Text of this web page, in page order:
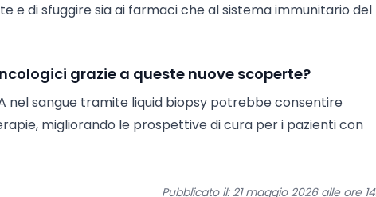
e di sfuggire sia ai farmaci che al sistema immunitario del
grazie a queste nuove scoperte?
nel sangue tramite liquid biopsy potrebbe consentire
migliorando le prospettive di cura per i pazienti con
Pubblicato il: 21 maggio 2026 alle ore